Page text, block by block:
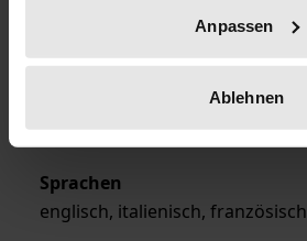
Anpassen
Ablehnen
Hardcover
Sprachen
englisch, italienisch, französisch